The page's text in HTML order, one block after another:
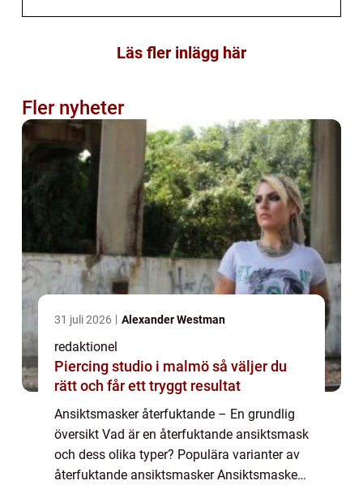
Läs fler inlägg här
Fler nyheter
31 juli 2026 Alexander Westman
redaktionel
Piercing studio i malmö så väljer du
rätt och får ett tryggt resultat
Ansiktsmasker återfuktande – En grundlig
översikt Vad är en återfuktande ansiktsmask
och dess olika typer? Populära varianter av
återfuktande ansiktsmasker Ansiktsmasker